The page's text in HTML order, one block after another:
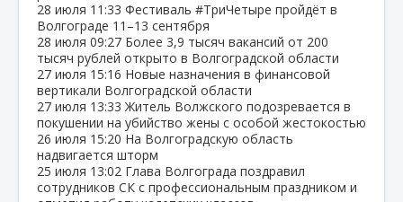
28 июля 11:33 Фестиваль #ТриЧетыре пройдёт в
Волгограде 11–13 сентября
28 июля 09:27 Более 3,9 тысяч вакансий от 200
тысяч рублей открыто в Волгоградской области
27 июля 15:16 Новые назначения в финансовой
вертикали Волгоградской области
27 июля 13:33 Житель Волжского подозревается в
покушении на убийство жены с особой жестокостью
26 июля 15:20 На Волгоградскую область
надвигается шторм
25 июля 13:02 Глава Волгограда поздравил
сотрудников СК с профессиональным праздником и